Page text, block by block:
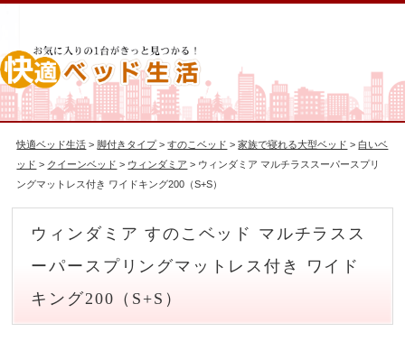
快適ベッド生活 > 脚付きタイプ >すのこベッド >家族で寝れる大型ベッド >白いベ
ッド > クイーンベッド > ウィンダミア > ウィンダミア マルチラススーパースプリ
ングマットレス付き ワイドキング200（S+S）
ウィンダミア すのこベッド マルチラスス
ーパースプリングマットレス付き ワイド
キング200（S+S）